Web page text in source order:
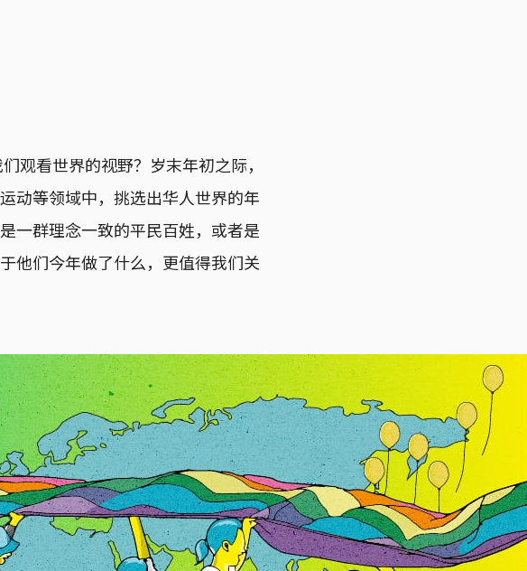
观看世界的视野？岁末年初之际，
动等领域中，挑选出华人世界的年
一群理念一致的平民百姓，或者是
他们今年做了什么，更值得我们关